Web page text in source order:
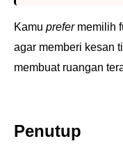
Kamu prefermemilih
agar memberi kesan
membuat ruangan
Penutup